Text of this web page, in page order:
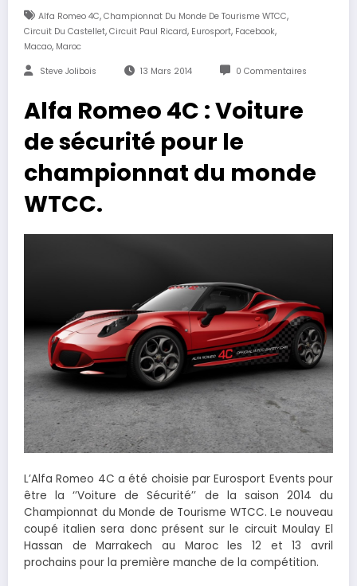
Alfa Romeo 4C, Championnat Du Monde De Tourisme WTCC,
Circuit Du Castellet, Circuit Paul Ricard, Eurosport, Facebook,
Macao, Maroc
Steve Jolibois 13 Mars 2014 0 Commentaires
Alfa Romeo 4C : Voiture
de sécurité pour le
championnat du monde
WTCC.
L’Alfa Romeo 4C a été choisie par Eurosport Events pour
être la ‘’Voiture de Sécurité’’ de la saison 2014 du
Championnat du Monde de Tourisme WTCC. Le nouveau
coupé italien sera donc présent sur le circuit Moulay El
Hassan de Marrakech au Maroc les 12 et 13 avril
prochains pour la première manche de la compétition.